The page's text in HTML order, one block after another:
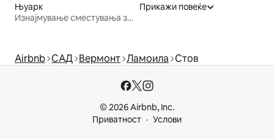
Њуарк
Изнајмување сместувања за одмор
Прикажи повеќе
Airbnb САД Вермонт Ламоила Стов
© 2026 Airbnb, Inc.
Приватност
Услови